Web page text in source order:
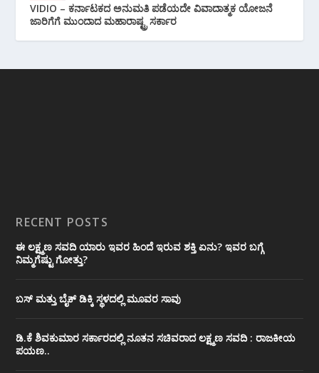
VIDIO – ಕರ್ನಾಟಕದ ಅನುಮತಿ ಪಡೆಯದೇ ವಿವಾದಾತ್ಮಕ ಯೋಜನೆ
ಜಾರಿಗೆಗೆ ಮುಂದಾದ ಮಹಾರಾಷ್ಟ್ರ ಸರ್ಕಾರ
RECENT POSTS
ಈ ಲಕ್ಷ್ಮಣ ಸವದಿ ಯಾರು ಇವರ ಹಿಂದೆ ಇರುವ ಶಕ್ತಿ ಏನು? ಇವರ ಬಗ್ಗೆ
ನಿಮ್ಮಗೆಷ್ಟು ಗೋತ್ತು?
ಬಸ್ ಮತ್ತು ಬೈಕ್ ಡಿಕ್ಕಿ ಸ್ಥಳದಲ್ಲಿ ಮೂವರ ಸಾವು
ಡಿ.ಕೆ ಶಿವಕುಮಾರ ಸರ್ಕಾರದಲ್ಲಿ ನೂತನ ಸಚಿವರಾದ ಲಕ್ಷ್ಮಣ ಸವದಿ : ರಾಜಕೀಯ
ಪಯಣ..